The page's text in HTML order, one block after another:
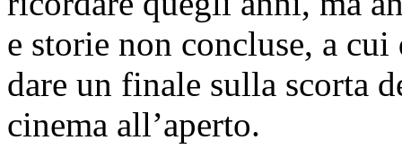
e storie non concluse, a
dare un finale sulla scorta
cinema all’aperto.